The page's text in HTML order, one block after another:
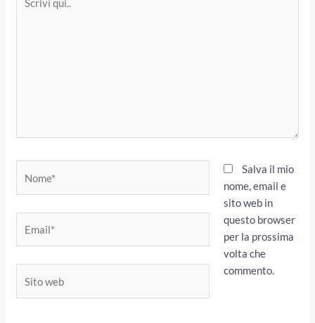
qui..
web
Salva il mio
nome, email e
sito web in
questo browser
per la prossima
volta che
commento.